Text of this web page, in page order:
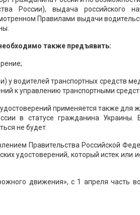
России), выдача российского
Правилами выдачи
также предъявить:
у водителей транспортных средств
к управлению транспортными
применяется также для
в статусе гражданина Украины.
не будет.
Правительства Российской
удостоверений, который истек или
движения», с 1 апреля часть